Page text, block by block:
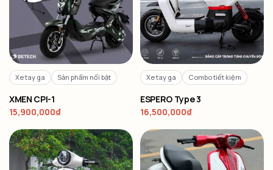
Xe tay ga Sản phẩm nổi bật
XMEN CPI-1
15,900,000₫
Xe tay ga Combo tiết kiệm
ESPERO Type 3
16,500,000₫